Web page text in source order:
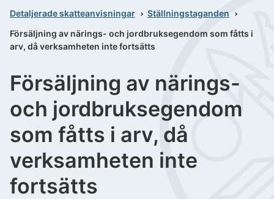
Detaljerade skatteanvisningar
Ställningstaganden
Försäljning av närings- och jordbruksegendom som fåtts i
arv, då verksamheten inte fortsätts
Försäljning av närings-
och jordbruksegendom
som fåtts i arv, då
verksamheten inte
fortsätts